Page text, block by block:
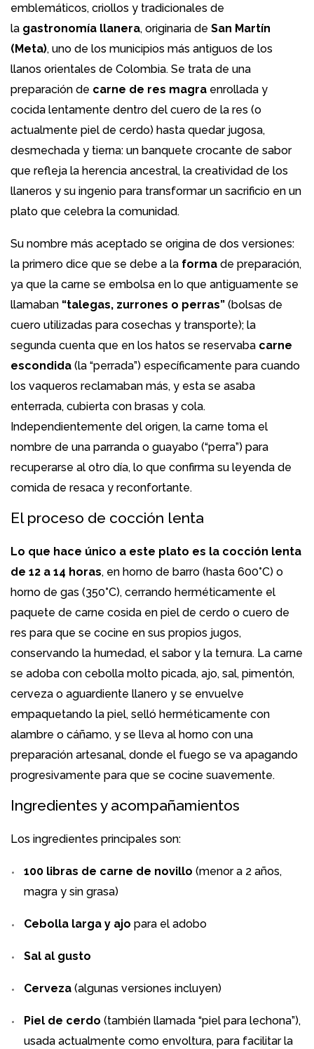
emblemáticos, criollos y tradicionales de
la gastronomía llanera, originaria de San Martín
(Meta), uno de los municipios más antiguos de los
llanos orientales de Colombia. Se trata de una
preparación de carne de res magra enrollada y
cocida lentamente dentro del cuero de la res (o
actualmente piel de cerdo) hasta quedar jugosa,
desmechada y tierna: un banquete crocante de sabor
que refleja la herencia ancestral, la creatividad de los
llaneros y su ingenio para transformar un sacrificio en un
plato que celebra la comunidad.
Su nombre más aceptado se origina de dos versiones:
la primero dice que se debe a la forma de preparación,
ya que la carne se embolsa en lo que antiguamente se
llamaban “talegas, zurrones o perras” (bolsas de
cuero utilizadas para cosechas y transporte); la
segunda cuenta que en los hatos se reservaba carne
escondida (la “perrada”) específicamente para cuando
los vaqueros reclamaban más, y esta se asaba
enterrada, cubierta con brasas y cola.
Independientemente del origen, la carne toma el
nombre de una parranda o guayabo (“perra”) para
recuperarse al otro día, lo que confirma su leyenda de
comida de resaca y reconfortante.
El proceso de cocción lenta
Lo que hace único a este plato es la cocción lenta
de 12 a 14 horas, en horno de barro (hasta 600°C) o
horno de gas (350°C), cerrando herméticamente el
paquete de carne cosida en piel de cerdo o cuero de
res para que se cocine en sus propios jugos,
conservando la humedad, el sabor y la ternura. La carne
se adoba con cebolla molto picada, ajo, sal, pimentón,
cerveza o aguardiente llanero y se envuelve
empaquetando la piel, selló herméticamente con
alambre o cáñamo, y se lleva al horno con una
preparación artesanal, donde el fuego se va apagando
progresivamente para que se cocine suavemente.
Ingredientes y acompañamientos
Los ingredientes principales son:
100 libras de carne de novillo (menor a 2 años,
magra y sin grasa)
Cebolla larga y ajo para el adobo
Sal al gusto
Cerveza(algunas versiones incluyen)
Piel de cerdo (también llamada “piel para lechona”),
usada actualmente como envoltura, para facilitar la